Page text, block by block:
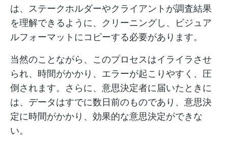
は、ステークホルダーやクライアントが調査結果
を理解できるように、クリーニングし、ビジュア
ルフォーマットにコピーする必要があります。
当然のことながら、このプロセスはイライラさせ
られ、時間がかかり、エラーが起こりやすく、圧
倒されます。さらに、意思決定者に届いたときに
は、データはすでに数日前のものであり、意思決
定に時間がかかり、効果的な意思決定ができな
い。